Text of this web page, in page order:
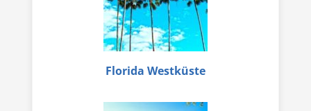
Florida Westküste